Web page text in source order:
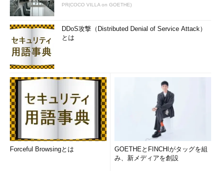
PR(COCO VILLA on GOETHE)
DDoS攻撃（Distributed Denial of Service Attack）
とは
Forceful Browsingとは
GOETHEとFINCHIがタッグを組
み、新メディアを創設